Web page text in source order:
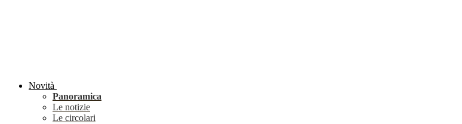
Novità
Panoramica
Le notizie
Le circolari